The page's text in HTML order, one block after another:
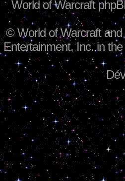
World of Warcraft
©World of Warcraft and
Entertainment, Inc. in